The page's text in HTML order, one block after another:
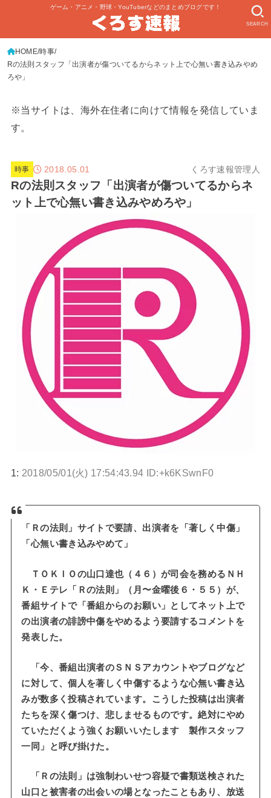
ゲーム・アニメ・野球・YouTuberなどのまとめブログです！
SEARCH
HOME 時事
Rの法則スタッフ「出演者が傷ついてるからネット上で心無い書き込みやめ
ろや」
※当サイトは、海外在住者に向けて情報を発信していま
す。
時事 2018.05.01 くろす速報管理人
Rの法則スタッフ「出演者が傷ついてるからネ
ット上で心無い書き込みやめろや」
1: 2018/05/01(火) 17:54:43.94 ID:+k6KSwnF0
「Ｒの法則」サイトで要請、出演者を「著しく中傷」
「心無い書き込みやめて」
ＴＯＫＩＯの山口達也（４６）が司会を務めるＮＨ
Ｋ・Ｅテレ「Ｒの法則」（月〜金曜後６・５５）が、
番組サイトで「番組からのお願い」としてネット上で
の出演者の誹謗中傷をやめるよう要請するコメントを
発表した。
「今、番組出演者のＳＮＳアカウントやブログなど
に対して、個人を著しく中傷するような心無い書き込
みが数多く投稿されています。こうした投稿は出演者
たちを深く傷つけ、悲しませるものです。絶対にやめ
ていただくよう強くお願いいたします 製作スタッフ
一同」と呼び掛けた。
「Ｒの法則」は強制わいせつ容疑で書類送検された
山口と被害者の出会いの場となったこともあり、放送